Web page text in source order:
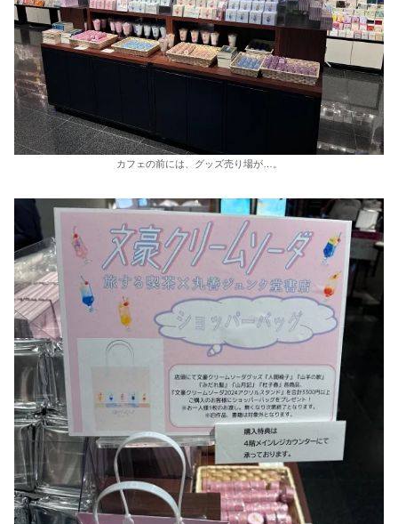
カフェの前には、グッズ売り場が…。